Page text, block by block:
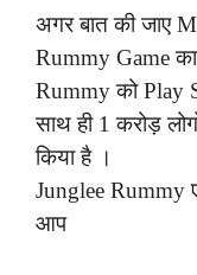
अगर बात की जाए
Rummy Game
Rummy को Play
साथ ही 1 करोड़
किया है ।
Junglee Rummy